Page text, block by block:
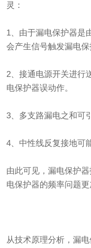
灵：
1、由于漏电保护器是
会产生信号触发漏电保
2、接通电源开关进行
电保护器误动作。
3、多支路漏电之和可
4、中性线反复接地可
由此可见，漏电保护
电保护器的频率问题更
从技术原理分析，漏